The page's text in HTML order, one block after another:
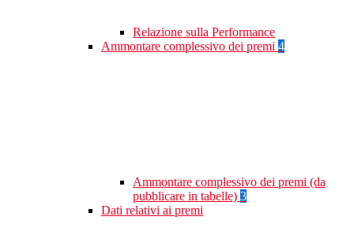
Relazione sulla Performance
Ammontare complessivo dei premi 4
Ammontare complessivo dei premi (da
pubblicare in tabelle) 3
Dati relativi ai premi